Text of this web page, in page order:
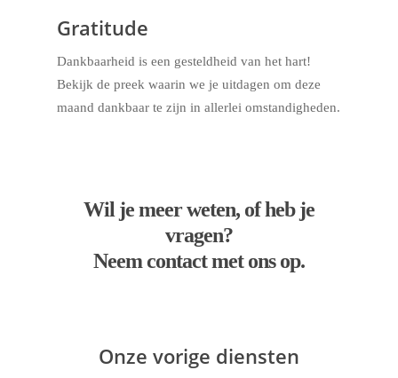
Gratitude
Dankbaarheid is een gesteldheid van het hart!
Bekijk de preek waarin we je uitdagen om deze
maand dankbaar te zijn in allerlei omstandigheden.
Wil je meer weten, of heb je
vragen?
Neem contact met ons op.
Onze vorige diensten